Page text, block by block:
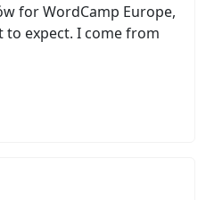
for WordCamp Europe,
expect. I come from